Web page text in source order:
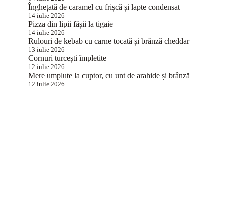
Înghețată de caramel cu frișcă și lapte condensat
14 iulie 2026
Pizza din lipii fâșii la tigaie
14 iulie 2026
Rulouri de kebab cu carne tocată și brânză cheddar
13 iulie 2026
Cornuri turcești împletite
12 iulie 2026
Mere umplute la cuptor, cu unt de arahide și brânză
12 iulie 2026